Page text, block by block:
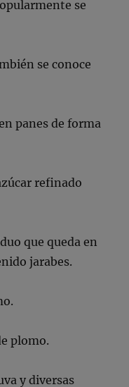
se
se conoce
panes de forma
refinado
que queda en
jarabes.
plomo.
y diversas